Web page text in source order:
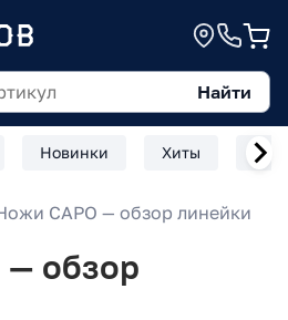
Найти
Новинки Хиты
САРО — обзор линейки
обзор